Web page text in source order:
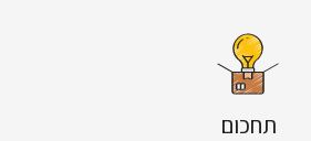
תחכום